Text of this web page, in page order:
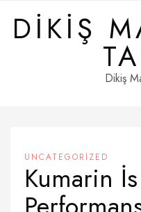
contentDIKIŞ
Dikiş
UNCATEGORIZED
Kumarin İs